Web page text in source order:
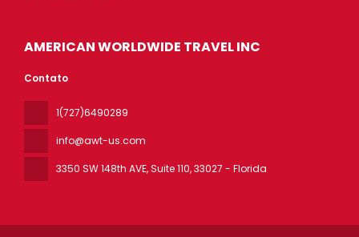
AMERICAN WORLDWIDE TRAVEL INC
Contato
1(727)6490289
info@awt-us.com
3350 SW 148th AVE, Suite 110, 33027 - Florida